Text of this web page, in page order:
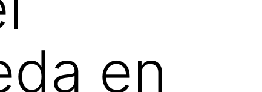
en